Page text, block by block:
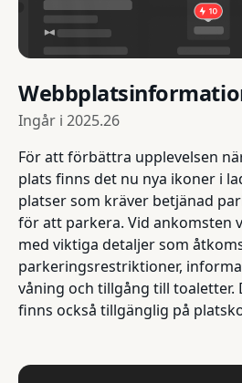
Ingår i 2025.26
För att förbättra upplevelsen
plats finns det nu nya ikoner i
platser som kräver betjänad
för att parkera. Vid ankomsten
med viktiga detaljer som
parkeringsrestriktioner,
våning och tillgång till
finns också tillgänglig på